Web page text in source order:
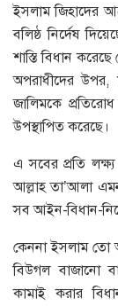
ইসলাম জিহাদের
বলিষ্ঠ নির্দেষ
শাস্তি বিধান
অপরাধীদের উপর,
জালিমকে
উপস্থাপিত করেছে।
এ সবের প্রতি
আল্লাহ তা’আলা
সব আইন-বিধান-
কেননা ইসলাম তো
বিউগল বাজানো
কামাই করার